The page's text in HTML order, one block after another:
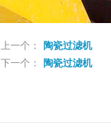
上一个：
陶瓷过滤机
下一个：
陶瓷过滤机